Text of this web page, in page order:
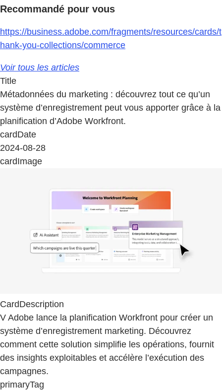
Recommandé pour vous
https://business.adobe.com/fragments/resources/cards/t
hank-you-collections/commerce
Voir tous les articles
Title
Métadonnées du marketing : découvrez tout ce qu’un
système d’enregistrement peut vous apporter grâce à la
planification d’Adobe Workfront.
cardDate
2024-08-28
cardImage
CardDescription
V Adobe lance la planification Workfront pour créer un
système d’enregistrement marketing. Découvrez
comment cette solution simplifie les opérations, fournit
des insights exploitables et accélère l’exécution des
campagnes.
primaryTag